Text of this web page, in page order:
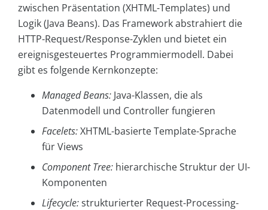
zwischen Präsentation (XHTML-Templates) und
Logik (Java Beans). Das Framework abstrahiert die
HTTP-Request/Response-Zyklen und bietet ein
ereignisgesteuertes Programmiermodell. Dabei
gibt es folgende Kernkonzepte:
ManagedBeans: Java-Klassen, die als
Datenmodell und Controller fungieren
Facelets:XHTML-basierte Template-Sprache
für Views
Component Tree: hierarchische Struktur der UI-
Komponenten
Lifecycle:strukturierter Request-Processing-